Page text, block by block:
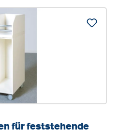
für feststehende